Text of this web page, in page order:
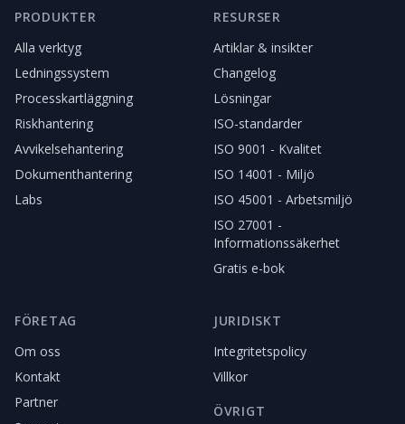
PRODUKTER
Alla verktyg
Ledningssystem
Processkartläggning
Riskhantering
Avvikelsehantering
Dokumenthantering
Labs
RESURSER
Artiklar & insikter
Changelog
Lösningar
ISO-standarder
ISO 9001 - Kvalitet
ISO 14001 - Miljö
ISO 45001 - Arbetsmiljö
ISO 27001 -
Informationssäkerhet
Gratis e-bok
FÖRETAG
Om oss
Kontakt
Partner
JURIDISKT
Integritetspolicy
Villkor
ÖVRIGT